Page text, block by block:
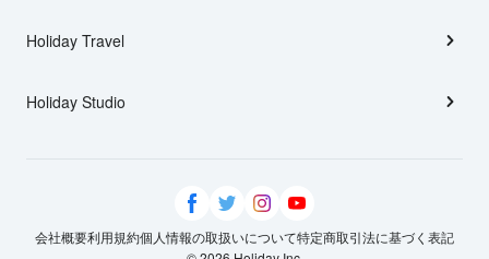
Holiday Travel
Holiday Studio
会社概要利用規約個人情報の取扱いについて特定商取引法に基づく表記